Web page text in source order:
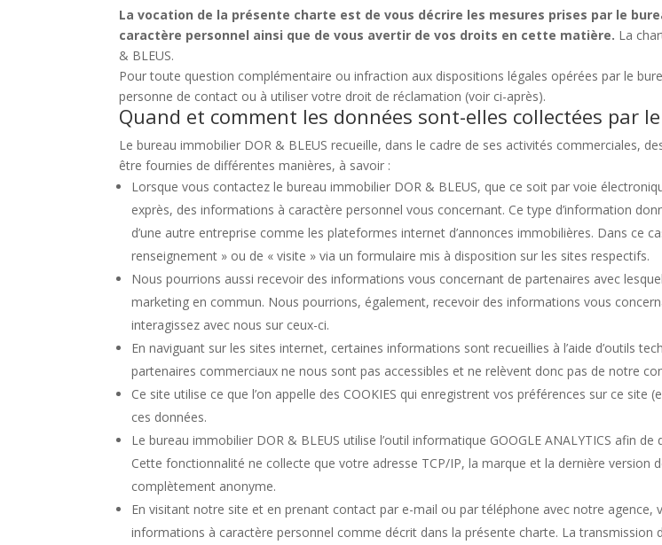
La vocation de la présente charte est de vous décrire les mesures prises par le
caractère personnel ainsi que de vous avertir de vos droits en cette matière. La
& BLEUS.
Pour toute question complémentaire ou infraction aux dispositions légales opérées par le
personne de contact ou à utiliser votre droit de réclamation (voir ci-après).
Quand et comment les données sont-elles collectées par
Le bureau immobilier DOR & BLEUS recueille, dans le cadre de ses activités commerciales,
être fournies de différentes manières, à savoir :
Lorsque vous contactez le bureau immobilier DOR & BLEUS, que ce soit par voie
exprès, des informations à caractère personnel vous concernant. Ce type d’information
d’une autre entreprise comme les plateformes internet d’annonces immobilières. Dans ce
renseignement » ou de « visite » via un formulaire mis à disposition sur les sites respectifs.
Nous pourrions aussi recevoir des informations vous concernant de partenaires avec
marketing en commun. Nous pourrions, également, recevoir des informations vous
interagissez avec nous sur ceux-ci.
En naviguant sur les sites internet, certaines informations sont recueillies à l’aide d’outils
partenaires commerciaux ne nous sont pas accessibles et ne relèvent donc pas de notre
Ce site utilise ce que l’on appelle des COOKIES qui enregistrent vos préférences sur ce site
ces données.
Le bureau immobilier DOR & BLEUS utilise l’outil informatique GOOGLE ANALYTICS afin
Cette fonctionnalité ne collecte que votre adresse TCP/IP, la marque et la dernière
complètement anonyme.
En visitant notre site et en prenant contact par e-mail ou par téléphone avec notre
informations à caractère personnel comme décrit dans la présente charte. La